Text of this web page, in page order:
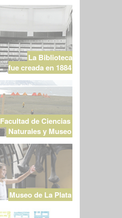
La Biblioteca
fue creada en 1884
Facultad de Ciencias
Naturales y Museo
Museo de La Plata